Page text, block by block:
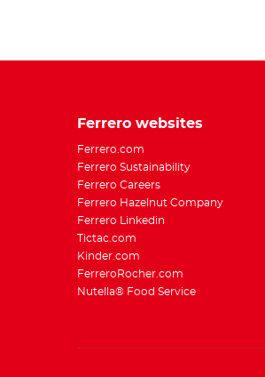
Ferrero websites
Ferrero.com
Ferrero Sustainability
Ferrero Careers
Ferrero Hazelnut Company
Ferrero Linkedin
Tictac.com
Kinder.com
FerreroRocher.com
Nutella® Food Service